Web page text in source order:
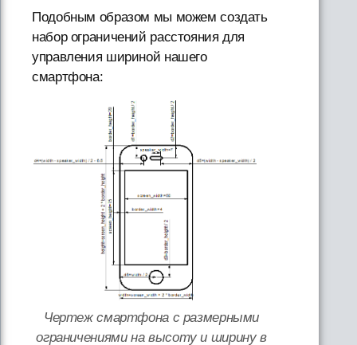
Подобным образом мы можем создать
набор ограничений расстояния для
управления шириной нашего
смартфона:
Чертеж смартфона с размерными
ограничениями на высоту и ширину в